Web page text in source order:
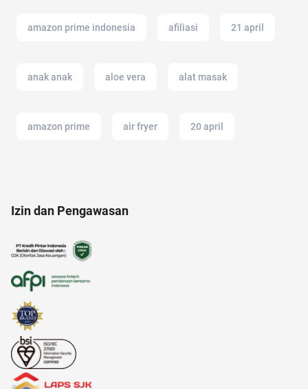
amazon prime indonesia afiliasi 21 april
anak anak aloe vera alat masak
amazon prime air fryer 20 april
alergi musiman
Izin dan Pengawasan